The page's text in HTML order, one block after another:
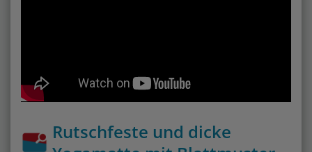
Rutschfeste und dicke